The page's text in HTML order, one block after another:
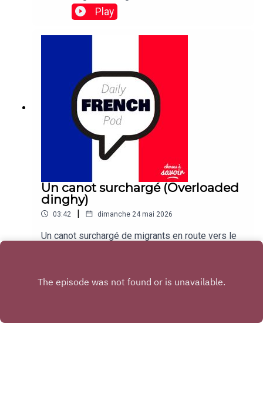
meilleures conditions de travail et des salaires
plus élevés.Traduction: The education sector is in
Play
Un canot surchargé (Overloaded
dinghy)
03:42 | dimanche 24 mai 2026
Un canot surchargé de migrants en route vers le
from France on Thursday night capsized and